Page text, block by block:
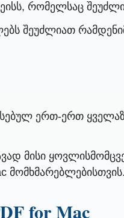
რომელსაც
შეუძლიათ
ერთ-ერთ
მისი
მომხმარებლებისთვის.
for Mac